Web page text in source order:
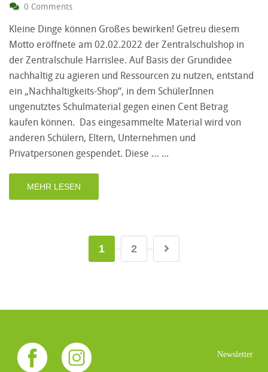
0 Comments
Kleine Dinge können Großes bewirken! Getreu diesem
Motto eröffnete am 02.02.2022 der Zentralschulshop in
der Zentralschule Harrislee. Auf Basis der Grundidee
nachhaltig zu agieren und Ressourcen zu nutzen, entstand
ein „Nachhaltigkeits-Shop“, in dem SchülerInnen
ungenutztes Schulmaterial gegen einen Cent Betrag
kaufen können. Das eingesammelte Material wird von
anderen Schülern, Eltern, Unternehmen und
Privatpersonen gespendet. Diese …
MEHR LESEN
1 2
Newsletter